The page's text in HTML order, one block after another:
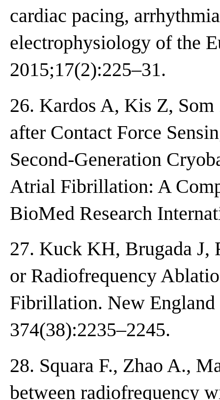
cardiac pacing,
electrophysiology of the
2015;17(2):225–31.
26. Kardos A, Kis Z,
after Contact Force
Second-Generation
Atrial Fibrillation: A
BioMed Research
27. Kuck KH, Brugada J,
or Radiofrequency
Fibrillation. New
374(38):2235–2245.
28. Squara F., Zhao A.,
between radiofrequency